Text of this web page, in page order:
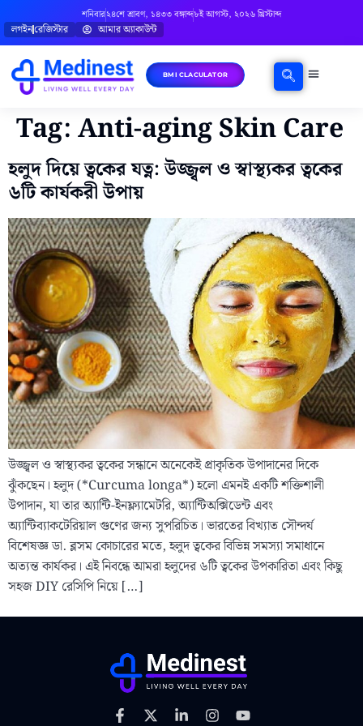
শনিবার২৪শে শ্রাবণ, ১৪৩৩ বঙ্গাব্দ৮ই আগস্ট, ২০২৬ খ্রিস্টাব্দ
লগইনরেজিস্টার আমার অ্যাকাউন্ট
BMI CLACULATOR
Tag:Anti-aging Skin Care
হলুদ দিয়ে ত্বকের যত্ন: উজ্জ্বল ও স্বাস্থ্যকর ত্বকের
৬টি কার্যকরী উপায়
উজ্জ্বল ও স্বাস্থ্যকর ত্বকের সন্ধানে অনেকেই প্রাকৃতিক উপাদানের দিকে
ঝুঁকছেন। হলুদ (*Curcuma longa*) হলো এমনই একটি শক্তিশালী
উপাদান, যা তার অ্যান্টি-ইনফ্ল্যামেটরি, অ্যান্টিঅক্সিডেন্ট এবং
অ্যান্টিব্যাকটেরিয়াল গুণের জন্য সুপরিচিত। ভারতের বিখ্যাত সৌন্দর্য
বিশেষজ্ঞ ডা. ব্লসম কোচারের মতে, হলুদ ত্বকের বিভিন্ন সমস্যা সমাধানে
অত্যন্ত কার্যকর। এই নিবন্ধে আমরা হলুদের ৬টি ত্বকের উপকারিতা এবং কিছু
সহজ DIY রেসিপি নিয়ে […]